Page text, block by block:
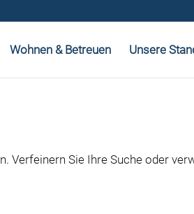
Wohnen & Betreuen Unsere
Verfeinern Sie Ihre Suche oder